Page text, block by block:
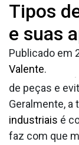
Tag:
Tipos
e suas
Publicado em
Valente.
Uma
para evitar
máquinas
os
desses
de peças e
Geralmente, a
industriais é
faz com que